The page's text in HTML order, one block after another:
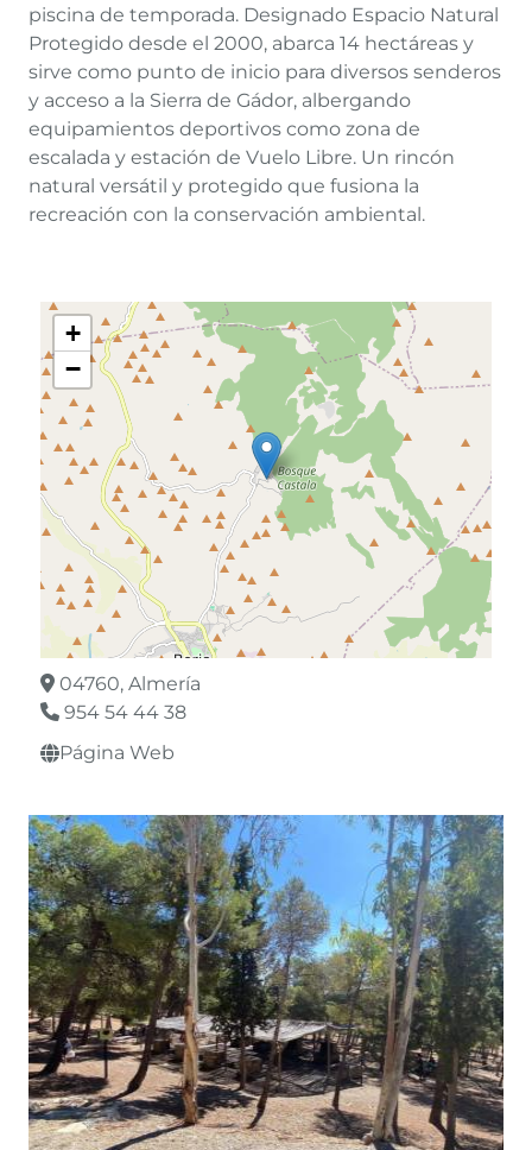
piscina de temporada. Designado Espacio Natural
Protegido desde el 2000, abarca 14 hectáreas y
sirve como punto de inicio para diversos senderos
y acceso a la Sierra de Gádor, albergando
equipamientos deportivos como zona de
escalada y estación de Vuelo Libre. Un rincón
natural versátil y protegido que fusiona la
recreación con la conservación ambiental.
+
−
Leaflet©OpenStreetMapcontributors
04760, Almería
954 54 44 38
Página Web